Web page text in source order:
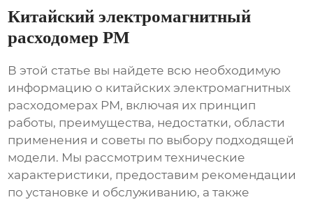
Китайский электромагнитный
расходомер PM
В этой статье вы найдете всю необходимую
информацию о китайских электромагнитных
расходомерах PM, включая их принцип
работы, преимущества, недостатки, области
применения и советы по выбору подходящей
модели. Мы рассмотрим технические
характеристики, предоставим рекомендации
по установке и обслуживанию, а также